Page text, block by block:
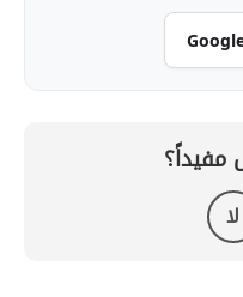
مفيداً؟
لا